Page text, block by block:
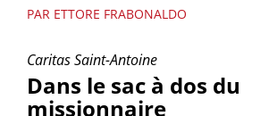
PAR ETTORE FRABONALDO
Caritas Saint-Antoine
Dans le sac à dos du
missionnaire